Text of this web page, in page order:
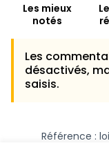
Les mieux
notés
Les
désactivés,
saisis.
Référence :